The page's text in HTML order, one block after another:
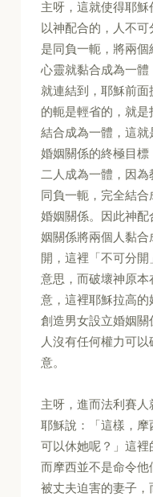
主呀，這就使得耶
以神配合的，人不
是同負一軛，將兩
心靈就黏合成為一
就連結到，耶穌前
的軛是輕省的，就是
結合成為一體，這
婚姻關係的終極目
二人成為一體，因
同負一軛，完全結
婚姻關係。因此神
姻關係將兩個人黏
開，這裡「不可分
意思，而破壞神原
意，這裡耶穌拉高
創造男女設立婚姻關
人沒有任何權力可
意。
主呀，進而法利賽
耶穌說：「這樣，
可以休她呢？」這
而摩西並不是命令
被丈夫迫害的妻子